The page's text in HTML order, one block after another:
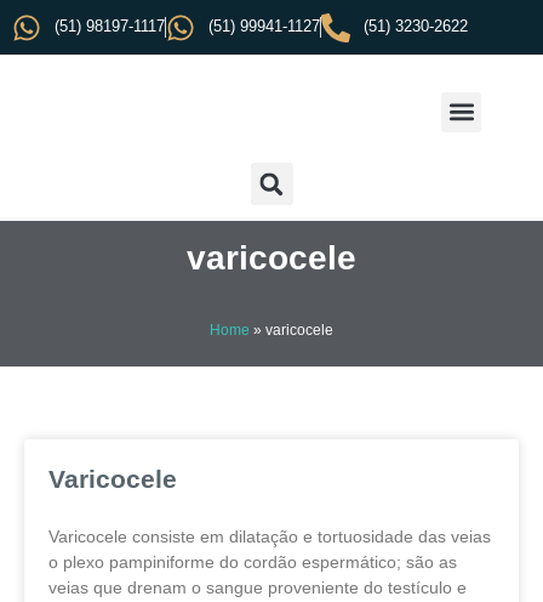
(51) 98197-1117 (51) 99941-1127 (51) 3230-2622
varicocele
Home » varicocele
Varicocele
Varicocele consiste em dilatação e tortuosidade das veias
o plexo pampiniforme do cordão espermático; são as
veias que drenam o sangue proveniente do testículo e